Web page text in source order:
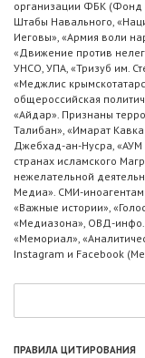
организации ФБК (Фонд
Штабы Навального,
Иеговы», «Армия воли
«Движение против
УНСО, УПА, «Тризуб им.
«Меджлис
общероссийская
«Айдар». Признаны
Талибан», «Имарат
Джебхад-ан-Нусра, «АУМ
странах исламского
нежелательной
Медиа». СМИ-
«Важные истории»,
«Медиазона», ОВД-
«Мемориал»,
Instagram и Facebook
ПРАВИЛА ЦИТИРОВАНИЯ